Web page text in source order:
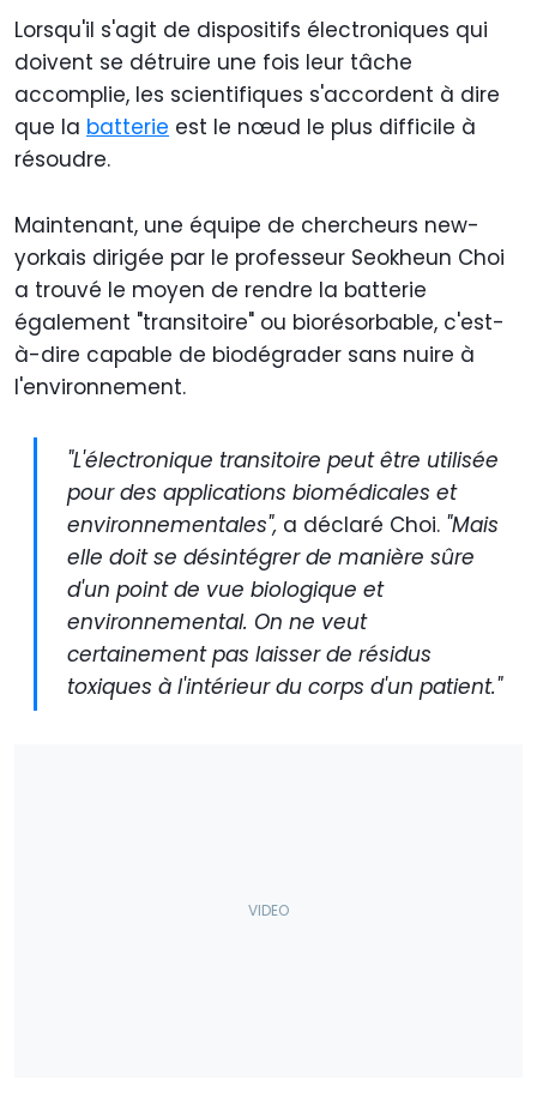
Lorsqu'il s'agit de dispositifs électroniques qui
doivent se détruire une fois leur tâche
accomplie, les scientifiques s'accordent à dire
que la batterie est le nœud le plus difficile à
résoudre.
Maintenant, une équipe de chercheurs new-
yorkais dirigée par le professeur Seokheun Choi
a trouvé le moyen de rendre la batterie
également "transitoire" ou biorésorbable, c'est-
à-dire capable de biodégrader sans nuire à
l'environnement.
"L'électronique transitoire peut être utilisée
pour des applications biomédicales et
environnementales", a déclaré Choi. "Mais
elle doit se désintégrer de manière sûre
d'un point de vue biologique et
environnemental. On ne veut
certainement pas laisser de résidus
toxiques à l'intérieur du corps d'un patient."